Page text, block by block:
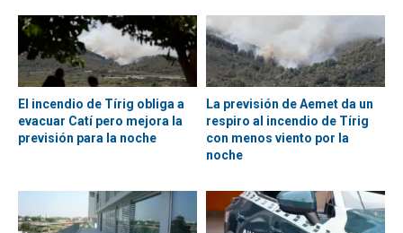
El incendio de Tírig obliga a
evacuar Catí pero mejora la
previsión para la noche
La previsión de Aemet da un
respiro al incendio de Tírig
con menos viento por la
noche